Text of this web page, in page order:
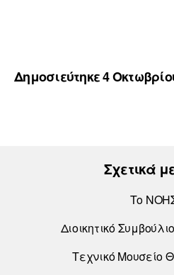
Δημοσιεύτηκε 4
Σχετικά
Το
Διοικητικό
Τεχνικό Μουσείο